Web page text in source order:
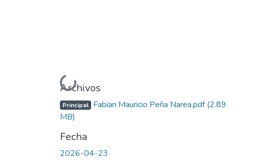
Cargando...
Archivos
Principal Fabian Mauricio Peña Narea.pdf(2.89
MB)
Fecha
2026-04-23